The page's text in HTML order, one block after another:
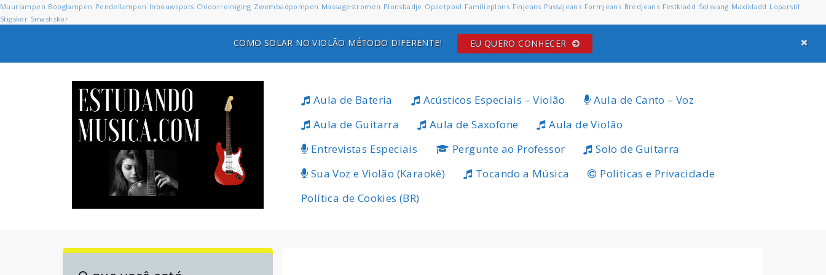
Muurlampen Booglampen Pendellampen Inbouwspots Chloorreiniging Zwembadpompen Massagestromen Plonsbadje Opzetpool Familieplons Finjeans Passajeans Formjeans Bredjeans Festkladd Solsvang Maxikladd Loparstil
Stigskor Smashskor
COMO SOLAR NO VIOLÃO MÉTODO DIFERENTE! EU QUERO CONHECER
Aula de Bateria Acústicos Especiais – Violão
Aula de Canto – Voz
Aula de Guitarra
Aula de Saxofone
Aula de Violão
Entrevistas Especiais
Pergunte ao Professor
Solo de Guitarra
Sua Voz e Violão (Karaokê)
Tocando a Música
Politicas e Privacidade
Política de Cookies (BR)